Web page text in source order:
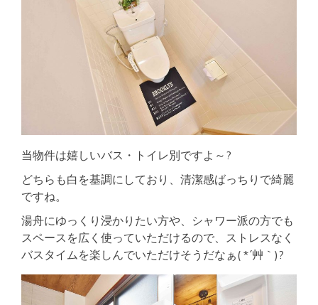
当物件は嬉しいバス・トイレ別ですよ～?
どちらも白を基調にしており、清潔感ばっちりで綺麗
ですね。
湯舟にゆっくり浸かりたい方や、シャワー派の方でも
スペースを広く使っていただけるので、ストレスなく
バスタイムを楽しんでいただけそうだなぁ( *´艸｀)?